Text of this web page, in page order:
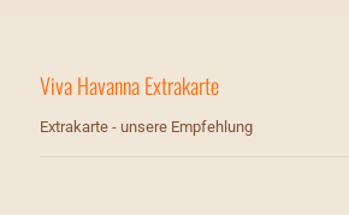
Viva Havanna Extrakarte
Extrakarte - unsere Empfehlung